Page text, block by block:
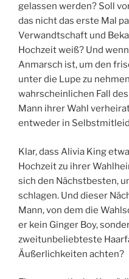
gelassen werden? Soll
das nicht das erste Mal
Verwandtschaft und
Hochzeit weiß? Und
Anmarsch ist, um den
unter die Lupe zu
wahrscheinlichen Fall
Mann ihrer Wahl
entweder in
Klar, dass Alivia King
Hochzeit zu ihrer
sich den Nächstbesten,
schlagen. Und dieser
Mann, von dem die
er kein Ginger Boy,
zweitunbeliebteste
Äußerlichkeiten achten?